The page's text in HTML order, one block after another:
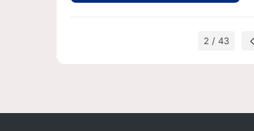
2 / 43